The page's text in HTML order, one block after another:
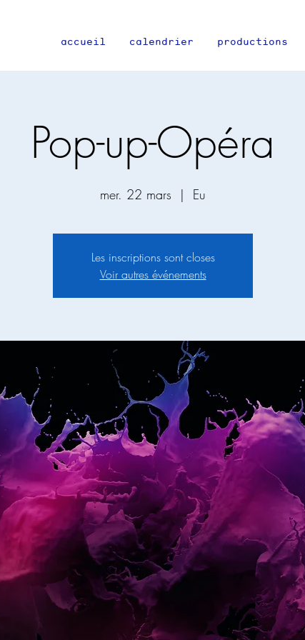
accueil calendrier productions
Pop-up-Opéra
mer. 22 mars
  |
Eu
Les inscriptions sont closes
Voir autres événements